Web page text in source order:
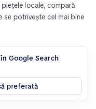
locale, compară
se potrivește cel mai bine
Google Search
preferată